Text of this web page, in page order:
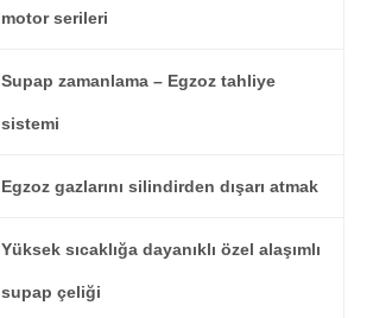
motor serileri
Supap zamanlama – Egzoz tahliye
sistemi
Egzoz gazlarını silindirden dışarı atmak
Yüksek sıcaklığa dayanıklı özel alaşımlı
supap çeliği